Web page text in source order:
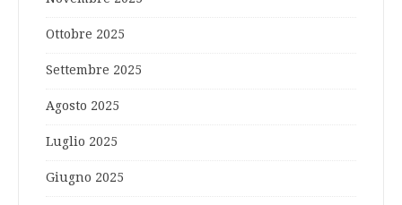
Ottobre 2025
Settembre 2025
Agosto 2025
Luglio 2025
Giugno 2025